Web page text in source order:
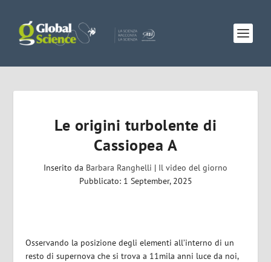
Le origini turbolente di
Cassiopea A
Inserito da Barbara Ranghelli | Il video del giorno
Pubblicato: 1 September, 2025
Osservando la posizione degli elementi all’interno di un
resto di supernova che si trova a 11mila anni luce da noi,